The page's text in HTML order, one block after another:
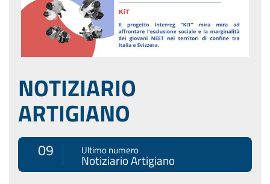
NOTIZIARIO
ARTIGIANO
09 Ultimo numero
Notiziario Artigiano